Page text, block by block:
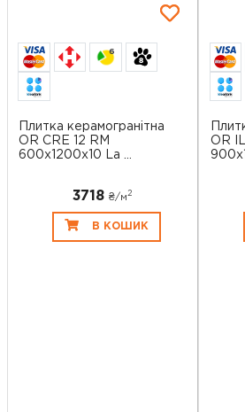
6
Плитка керамогранітна
OR CRE 12 RM
600x1200x10 La ...
3718 ₴/м 2
В КОШИК
OR